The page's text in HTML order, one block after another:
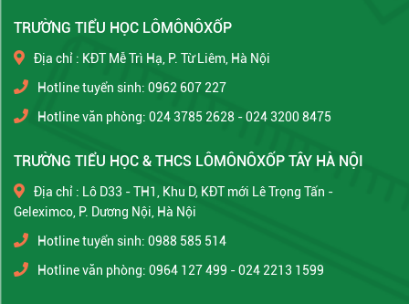
TRƯỜNG TIỂU HỌC LÔMÔNÔXỐP
Địa chỉ : KĐT Mễ Trì Hạ, P. Từ Liêm, Hà Nội
Hotline tuyển sinh: 0962 607 227
Hotline văn phòng: 024 3785 2628 - 024 3200 8475
TRƯỜNG TIỂU HỌC & THCS LÔMÔNÔXỐP TÂY HÀ NỘI
Địa chỉ : Lô D33 - TH1, Khu D, KĐT mới Lê Trọng Tấn -
Geleximco, P. Dương Nội, Hà Nội
Hotline tuyển sinh: 0988 585 514
Hotline văn phòng: 0964 127 499 - 024 2213 1599